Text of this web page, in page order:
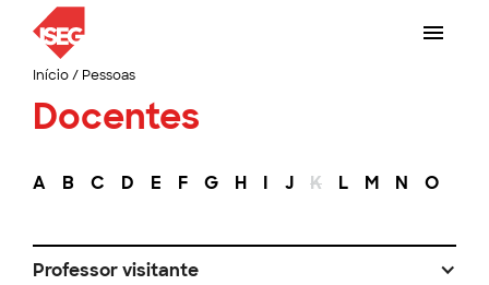
Início/ Pessoas
Docentes
A B C D E F G H I J K L M N O
Professor visitante